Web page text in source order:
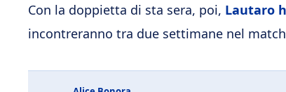
Con la doppietta di sta sera, poi, Lautaro
incontreranno tra due settimane nel